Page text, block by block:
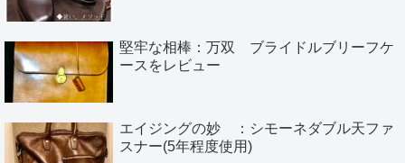
堅牢な相棒：万双 ブライドルブリーフケ
ースをレビュー
エイジングの妙 ：シモーネダブル天ファ
スナー(5年程度使用)